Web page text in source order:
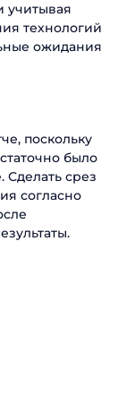
учитывая
технологий
ожидания
поскольку
было
Сделать срез
согласно